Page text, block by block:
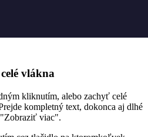
vlákna
kliknutím, alebo zachyť celé
kompletný text, dokonca aj dlhé
"Zobraziť viac".